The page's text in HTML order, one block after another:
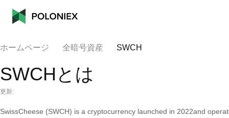
ホームページ 全暗号資産 SWCH
SWCHとは
更新:
SwissCheese (SWCH) is a cryptocurrency launched in 2022and